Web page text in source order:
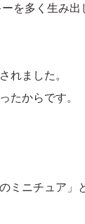
を多く生み出
れました。
たからです。
ニチュア」